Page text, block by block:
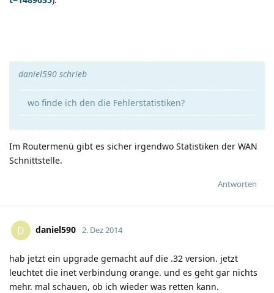
daniel590 schrieb
wo finde ich den die Fehlerstatistiken?
Im Routermenü gibt es sicher irgendwo Statistiken der WAN
Schnittstelle.
Antworten
D daniel590 2. Dez 2014
hab jetzt ein upgrade gemacht auf die .32 version. jetzt
leuchtet die inet verbindung orange. und es geht gar nichts
mehr. mal schauen, ob ich wieder was retten kann.